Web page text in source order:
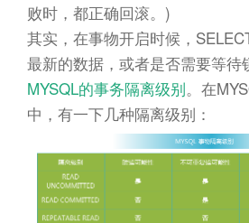
败时，都正确回滚。)
其实，在事物开启时候，
最新的数据，或者是否需要等待
MYSQL的事务隔离级别。在
中，有一下几种隔离级别：